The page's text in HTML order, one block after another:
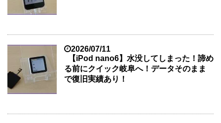
2026/07/11
【iPod nano6】水没してしまった！諦め
る前にクイック岐阜へ！データそのまま
で復旧実績あり！